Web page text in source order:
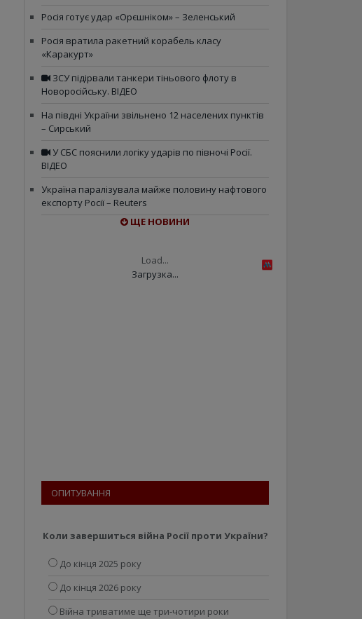
Росія готує удар «Орєшніком» – Зеленський
Росія вратила ракетний корабель класу
«Каракурт»
ЗСУ підірвали танкери тіньового флоту в
Новоросійську. ВІДЕО
На півдні України звільнено 12 населених пунктів
– Сирський
У СБС пояснили логіку ударів по півночі Росії.
ВІДЕО
Україна паралізувала майже половину нафтового
експорту Росії – Reuters
ЩЕ НОВИНИ
Load...
Загрузка...
ОПИТУВАННЯ
Коли завершиться війна Росії проти України?
До кінця 2025 року
До кінця 2026 року
Війна триватиме ще три-чотири роки